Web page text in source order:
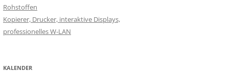
Rohstoffen
Kopierer, Drucker, interaktive Displays,
professionelles W-LAN
KALENDER